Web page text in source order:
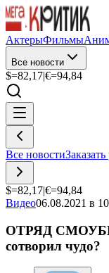
АктерыФильмы
Все новости
$=82,17|€=94,84
Все новости
$=82,17|€=94,84
Видео06.08.2021 в
ОТРЯД
сотворил чудо?